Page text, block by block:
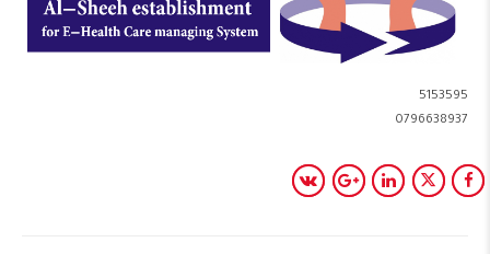
5153595
0796638937